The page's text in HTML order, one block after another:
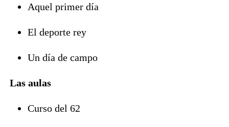
Aquel primer día
El deporte rey
Un día de campo
Las aulas
Curso del 62